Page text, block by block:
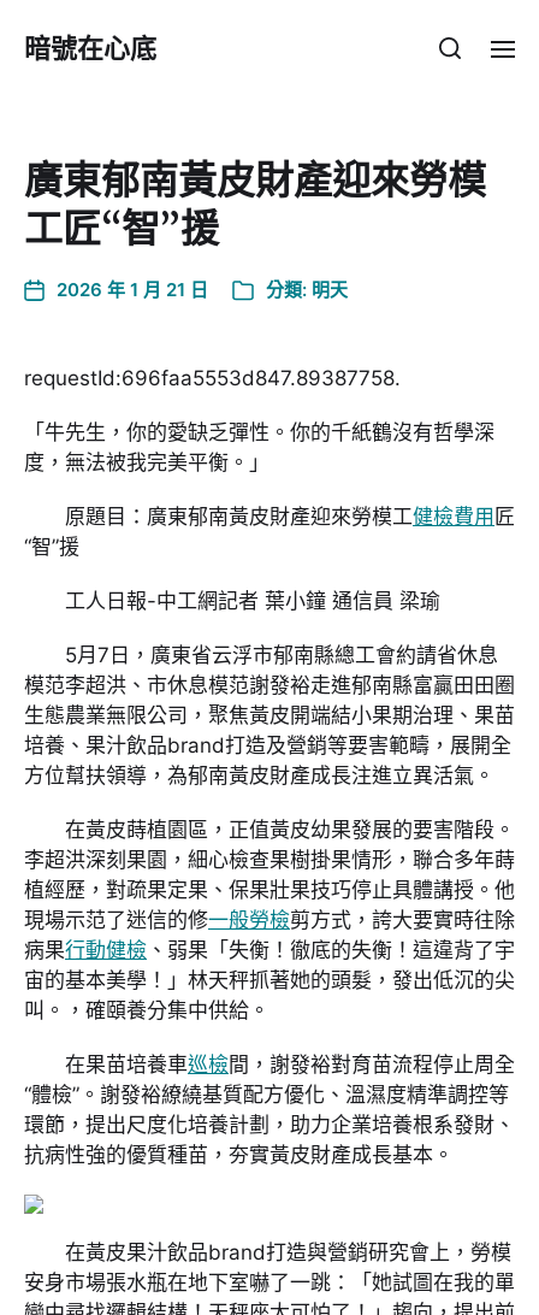
暗號在心底
廣東郁南黃皮財產迎來勞模
工匠“智”援
2026 年 1 月 21 日 分類: 明天
requestId:696faa5553d847.89387758.
「牛先生，你的愛缺乏彈性。你的千紙鶴沒有哲學深
度，無法被我完美平衡。」
原題目：廣東郁南黃皮財產迎來勞模工健檢費用 匠
“智”援
工人日報-中工網記者 葉小鐘 通信員 梁瑜
5月7日，廣東省云浮市郁南縣總工會約請省休息
模范李超洪、市休息模范謝發裕走進郁南縣富贏田田圈
生態農業無限公司，聚焦黃皮開端結小果期治理、果苗
培養、果汁飲品brand打造及營銷等要害範疇，展開全
方位幫扶領導，為郁南黃皮財產成長注進立異活氣。
在黃皮蒔植園區，正值黃皮幼果發展的要害階段。
李超洪深刻果園，細心檢查果樹掛果情形，聯合多年蒔
植經歷，對疏果定果、保果壯果技巧停止具體講授。他
現場示范了迷信的修一般勞檢剪方式，誇大要實時往除
病果行動健檢 、弱果「失衡！徹底的失衡！這違背了宇
宙的基本美學！」林天秤抓著她的頭髮，發出低沉的尖
叫。，確頤養分集中供給。
在果苗培養車巡檢間，謝發裕對育苗流程停止周全
“體檢”。謝發裕繚繞基質配方優化、溫濕度精準調控等
環節，提出尺度化培養計劃，助力企業培養根系發財、
抗病性強的優質種苗，夯實黃皮財產成長基本。
在黃皮果汁飲品brand打造與營銷研究會上，勞模
安身市場張水瓶在地下室嚇了一跳：「她試圖在我的單